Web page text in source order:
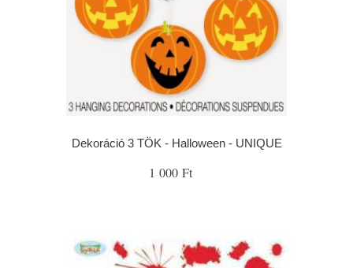
Dekoráció 3 TÖK - Halloween - UNIQUE
1 000 Ft